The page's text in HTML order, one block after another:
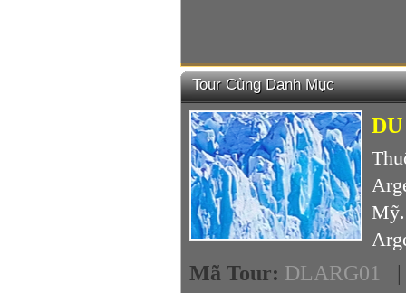
Tour Cùng Danh Mục
Mã Tour: DLARG01